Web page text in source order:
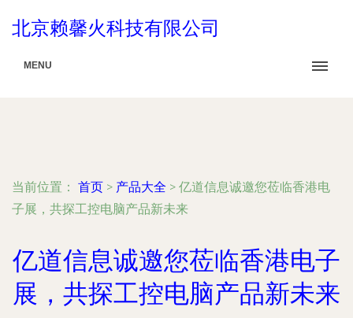
北京赖馨火科技有限公司
MENU
当前位置： 首页 > 产品大全 > 亿道信息诚邀您莅临香港电
子展，共探工控电脑产品新未来
亿道信息诚邀您莅临香港电子
展，共探工控电脑产品新未来